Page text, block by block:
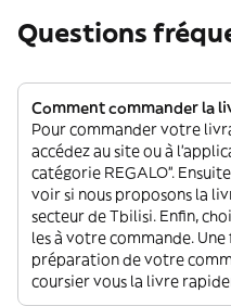
Questions
Comment commander la
Pour commander votre
accédez au site ou à
catégorie REGALO”.
voir si nous proposons la
secteur de Tbilisi. Enfin,
les à votre commande.
préparation de votre
coursier vous la livre